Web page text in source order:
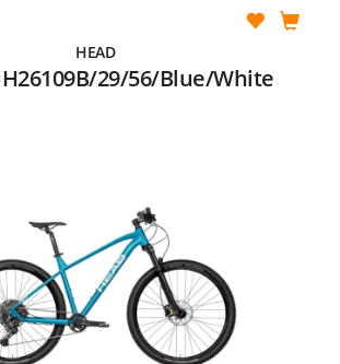
HEAD
H26109B/29/56/Blue/White